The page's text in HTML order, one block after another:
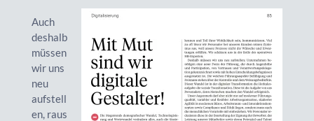
Auch
deshalb
müssen
wir uns
neu
aufstell
en, raus